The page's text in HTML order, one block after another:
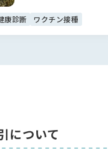
へ】
ーダーさんを探すのにと
リーダーさんがたくさん
チェックリストのような
康診断 ワクチン接種
について